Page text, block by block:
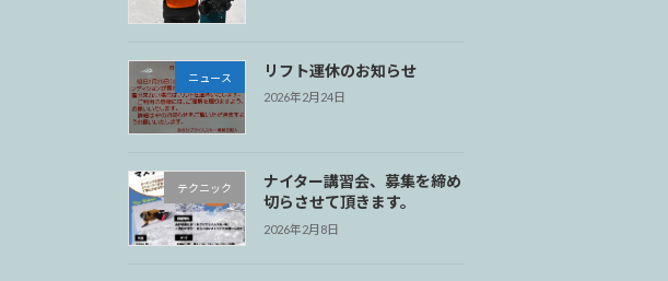
ニュース リフト運休のお知らせ
2026年2月24日
テクニック
ナイター講習会、募集を締め
切らさせて頂きます。
2026年2月8日